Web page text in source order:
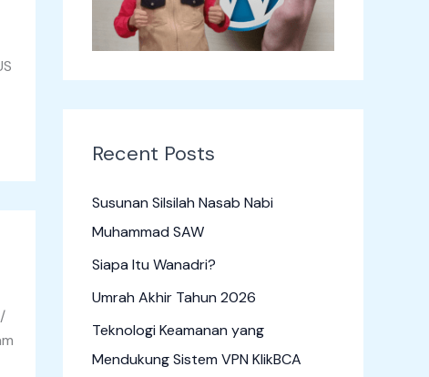
Recent Posts
Susunan Silsilah Nasab Nabi
Muhammad SAW
Siapa Itu Wanadri?
Umrah Akhir Tahun 2026
Teknologi Keamanan yang
Mendukung Sistem VPN KlikBCA